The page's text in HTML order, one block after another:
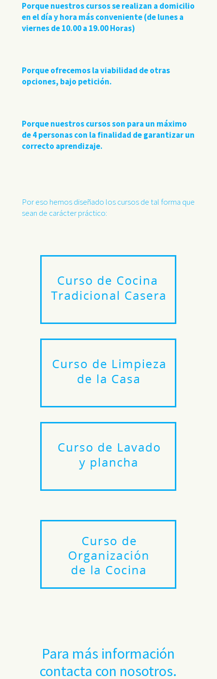
Porque nuestros cursos se realizan a domicilio
en el día y hora más conveniente (de lunes a
viernes de 10.00 a 19.00 Horas)
Porque ofrecemos la viabilidad de otras
opciones, bajo petición.
Porque nuestros cursos son para un máximo
de 4 personas con la finalidad de garantizar un
correcto aprendizaje.
Por eso hemos diseñado los cursos de tal forma que
sean de carácter práctico:
Para más información
contacta con nosotros.